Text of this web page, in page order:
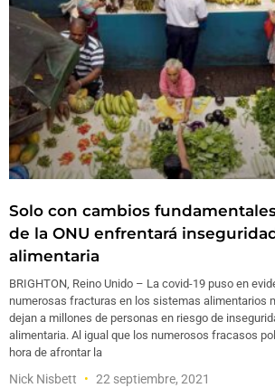
Solo con cambios
de la ONU enfrentará
alimentaria
BRIGHTON, Reino Unido – La covid-19 puso en
numerosas fracturas en los sistemas alimentarios
dejan a millones de personas en riesgo de
alimentaria. Al igual que los numerosos fracasos
hora de afrontar la
Nick Nisbett 22 septiembre, 2021